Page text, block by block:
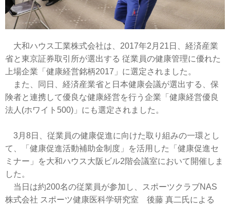
大和ハウス工業株式会社は、2017年2月21日、経済産業
省と東京証券取引所が選出する 従業員の健康管理に優れた
上場企業「健康経営銘柄2017」に選定されました。
また、同日、経済産業省と日本健康会議が選出する、保
険者と連携して優良な健康経営を行う企業「健康経営優良
法人(ホワイト500)」にも選定されました。
3月8日、従業員の健康促進に向けた取り組みの一環とし
て、「健康促進活動補助金制度」を活用した「健康促進セ
ミナー」を大和ハウス大阪ビル2階会議室において開催しま
した。
当日は約200名の従業員が参加し、スポーツクラブNAS
株式会社 スポーツ健康医科学研究室 後藤 真二氏による